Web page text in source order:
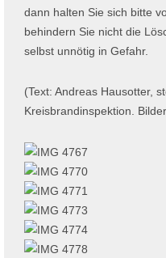
dann halten Sie sich bitte
behindern Sie nicht die
selbst unnötig in Gefahr.
(Text: Andreas Hausotter,
Kreisbrandinspektion.